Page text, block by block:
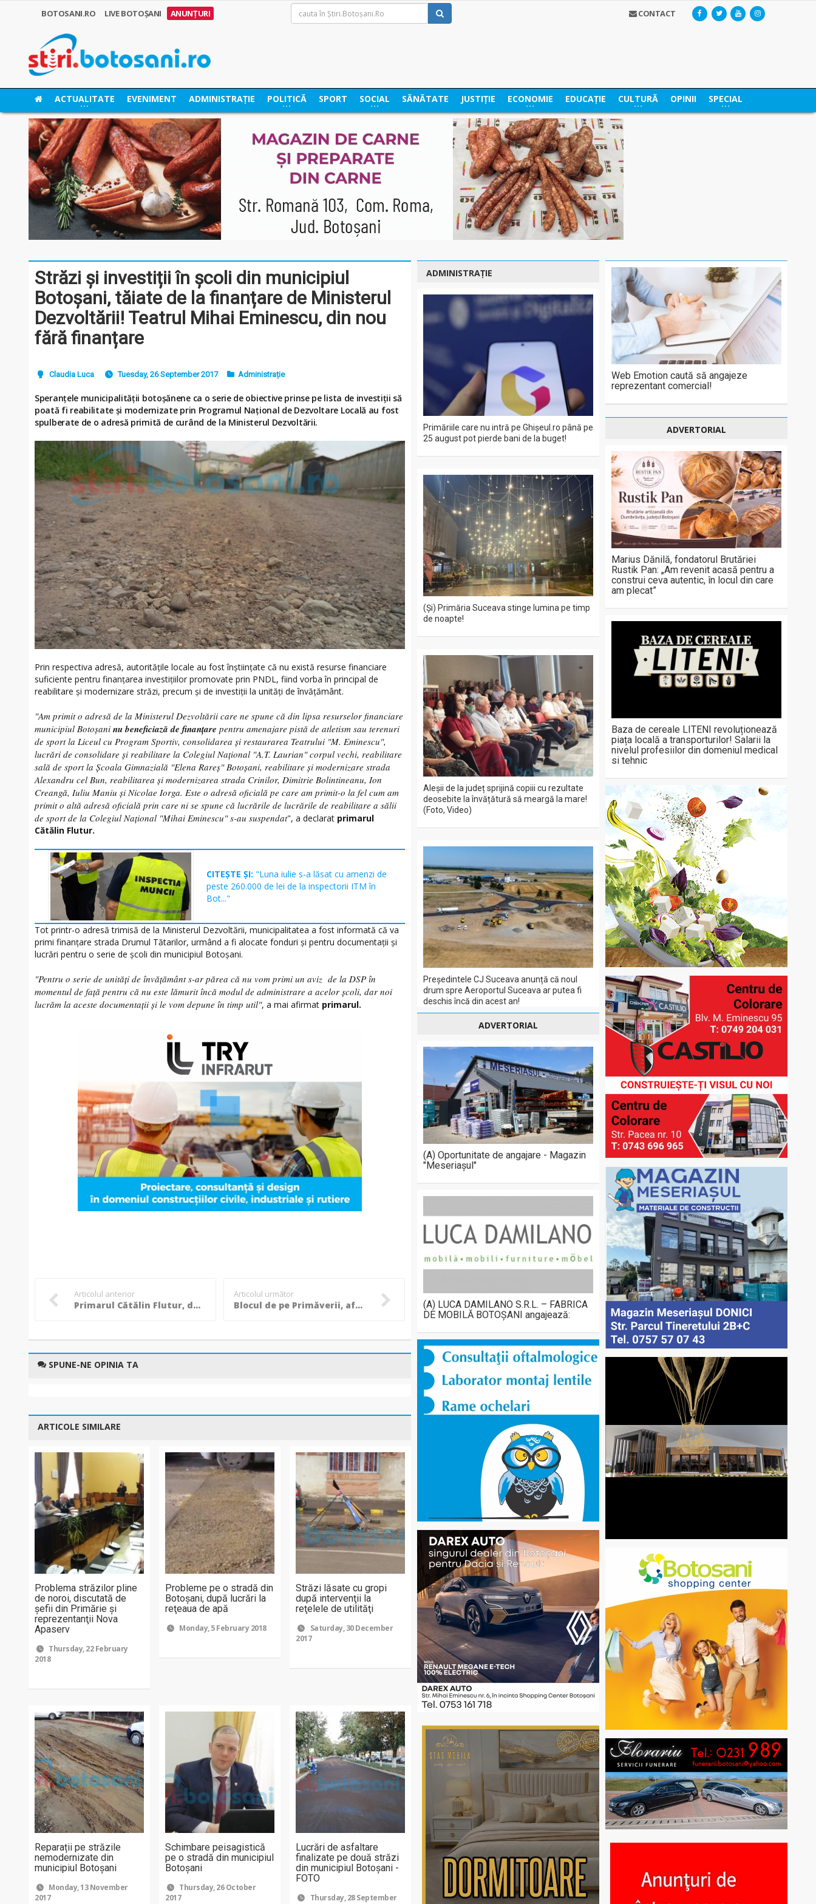
BOTOSANI.RO LIVE BOTOȘANI ANUNȚURI CONTACT
ACTUALITATE EVENIMENT ADMINISTRAȚIE POLITICĂ SPORT SOCIAL SĂNĂTATE JUSTIȚIE ECONOMIE EDUCAȚIE CULTURĂ OPINII SPECIAL
Străzi și investiții în școli din municipiul
Botoșani, tăiate de la finanțare de Ministerul
Dezvoltării! Teatrul Mihai Eminescu, din nou
fără finanțare
Claudia Luca Tuesday, 26 September 2017 Administrație
Speranțele municipalității botoșănene ca o serie de obiective prinse pe lista de investiții să
poată fi reabilitate și modernizate prin Programul Național de Dezvoltare Locală au fost
spulberate de o adresă primită de curând de la Ministerul Dezvoltării.
Prin respectiva adresă, autoritățile locale au fost înștiințate că nu există resurse financiare
suficiente pentru finanțarea investițiilor promovate prin PNDL, fiind vorba în principal de
reabilitare și modernizare străzi, precum și de investiții la unități de învățământ.
"Am primit o adresă de la Ministerul Dezvoltării care ne spune că din lipsa resurselor financiare
municipiul Botoşani nu beneficiază de finanţare pentru amenajare pistă de atletism sau terenuri
de sport la Liceul cu Program Sportiv, consolidarea şi restaurarea Teatrului "M. Eminescu",
lucrări de consolidare şi reabilitare la Colegiul Național "A.T. Laurian" corpul vechi, reabilitare
sală de sport la Şcoala Gimnazială "Elena Rareş" Botoşani, reabilitare şi modernizare strada
Alexandru cel Bun, reabilitarea şi modernizarea strada Crinilor, Dimitrie Bolintineanu, Ion
Creangă, Iuliu Maniu şi Nicolae Iorga. Este o adresă oficială pe care am primit-o la fel cum am
primit o altă adresă oficială prin care ni se spune că lucrările de lucrările de reabilitare a sălii
de sport de la Colegiul Naţional "Mihai Eminescu" s-au suspendat", a declarat primarul
Cătălin Flutur.
CITEȘTE ȘI: "Luna iulie s-a lăsat cu amenzi de
peste 260.000 de lei de la inspectorii ITM în
Bot..."
Tot printr-o adresă trimisă de la Ministerul Dezvoltării, municipalitatea a fost informată că va
primi finanțare strada Drumul Tătarilor, urmând a fi alocate fonduri și pentru documentaţii şi
lucrări pentru o serie de şcoli din municipiul Botoşani.
"Pentru o serie de unități de învățământ s-ar părea că nu vom primi un aviz de la DSP în
momentul de faţă pentru că nu este lămurit încă modul de administrare a acelor şcoli, dar noi
lucrăm la aceste documentaţii şi le vom depune în timp util", a mai afirmat primarul.
Articolul anterior
Primarul Cătălin Flutur, după majorările salariale: “Recomandarea este să dăm oameni afară”
Articolul următor
Blocul de pe Primăverii, afectat de explozie, prezintă "risc ridicat de PRĂBUȘIRE"! Recomandarea autorităților pentru locatari!
SPUNE-NE OPINIA TA
ARTICOLE SIMILARE
Problema străzilor pline
de noroi, discutată de
şefii din Primărie şi
reprezentanţii Nova
Apaserv
Thursday, 22 February
2018
Probleme pe o stradă din
Botoşani, după lucrări la
reţeaua de apă
Monday, 5 February 2018
Străzi lăsate cu gropi
după intervenţii la
reţelele de utilităţi
Saturday, 30 December
2017
Reparații pe străzile
nemodernizate din
municipiul Botoșani
Monday, 13 November
2017
Schimbare peisagistică
pe o stradă din municipiul
Botoşani
Thursday, 26 October
2017
Lucrări de asfaltare
finalizate pe două străzi
din municipiul Botoşani -
FOTO
Thursday, 28 September
ADMINISTRAȚIE
Primăriile care nu intră pe Ghişeul.ro până pe
25 august pot pierde bani de la buget!
(Și) Primăria Suceava stinge lumina pe timp
de noapte!
Aleșii de la județ sprijină copiii cu rezultate
deosebite la învățătură să meargă la mare!
(Foto, Video)
Președintele CJ Suceava anunță că noul
drum spre Aeroportul Suceava ar putea fi
deschis încă din acest an!
ADVERTORIAL
(A) Oportunitate de angajare - Magazin
"Meseriașul"
(A) LUCA DAMILANO S.R.L. – FABRICA
DE MOBILĂ BOTOȘANI angajează:
Web Emotion caută să angajeze
reprezentant comercial!
ADVERTORIAL
Marius Dănilă, fondatorul Brutăriei
Rustik Pan: „Am revenit acasă pentru a
construi ceva autentic, în locul din care
am plecat”
Baza de cereale LITENI revoluționează
piața locală a transporturilor! Salarii la
nivelul profesiilor din domeniul medical
si tehnic